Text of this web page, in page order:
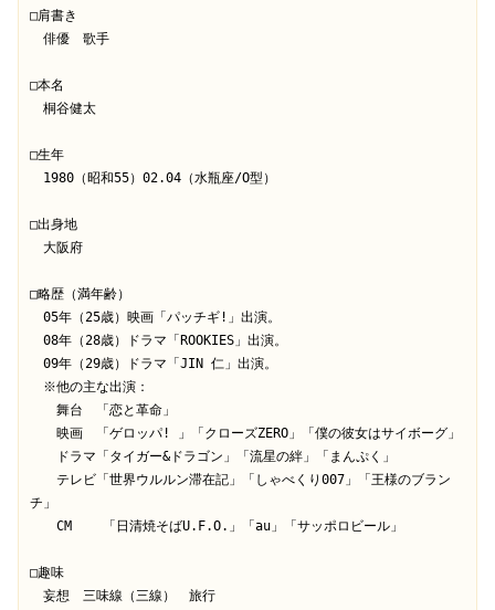
□肩書き
俳優　歌手
□本名
桐谷健太
□生年
1980（昭和55）02.04（水瓶座/O型）
□出身地
大阪府
□略歴（満年齢）
05年（25歳）映画「パッチギ!」出演。
08年（28歳）ドラマ「ROOKIES」出演。
09年（29歳）ドラマ「JIN 仁」出演。
※他の主な出演：
舞台　「恋と革命」
映画　「ゲロッパ! 」「クローズZERO」「僕の彼女はサイボーグ」
ドラマ「タイガー&ドラゴン」「流星の絆」「まんぷく」
テレビ「世界ウルルン滞在記」「しゃべくり007」「王様のブラン
チ」
CM    「日清焼そばU.F.O.」「au」「サッポロビール」
□趣味
妄想　三味線（三線）　旅行